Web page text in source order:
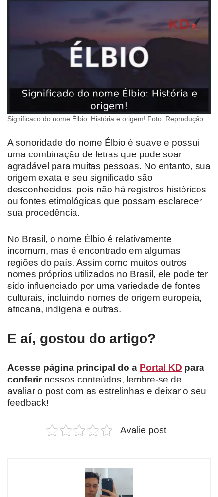
Significado do nome Élbio: História e origem! Foto: Reprodução
A sonoridade do nome Élbio é suave e possui
uma combinação de letras que pode soar
agradável para muitas pessoas. No entanto, sua
origem exata e seu significado são
desconhecidos, pois não há registros históricos
ou fontes etimológicas que possam esclarecer
sua procedência.
No Brasil, o nome Élbio é relativamente
incomum, mas é encontrado em algumas
regiões do país. Assim como muitos outros
nomes próprios utilizados no Brasil, ele pode ter
sido influenciado por uma variedade de fontes
culturais, incluindo nomes de origem europeia,
africana, indígena e outras.
E aí, gostou do artigo?
Acesse página principal do a Portal KD para
conferirnossos conteúdos, lembre-se de
avaliar o post com as estrelinhas e deixar o seu
feedback!
Avalie post